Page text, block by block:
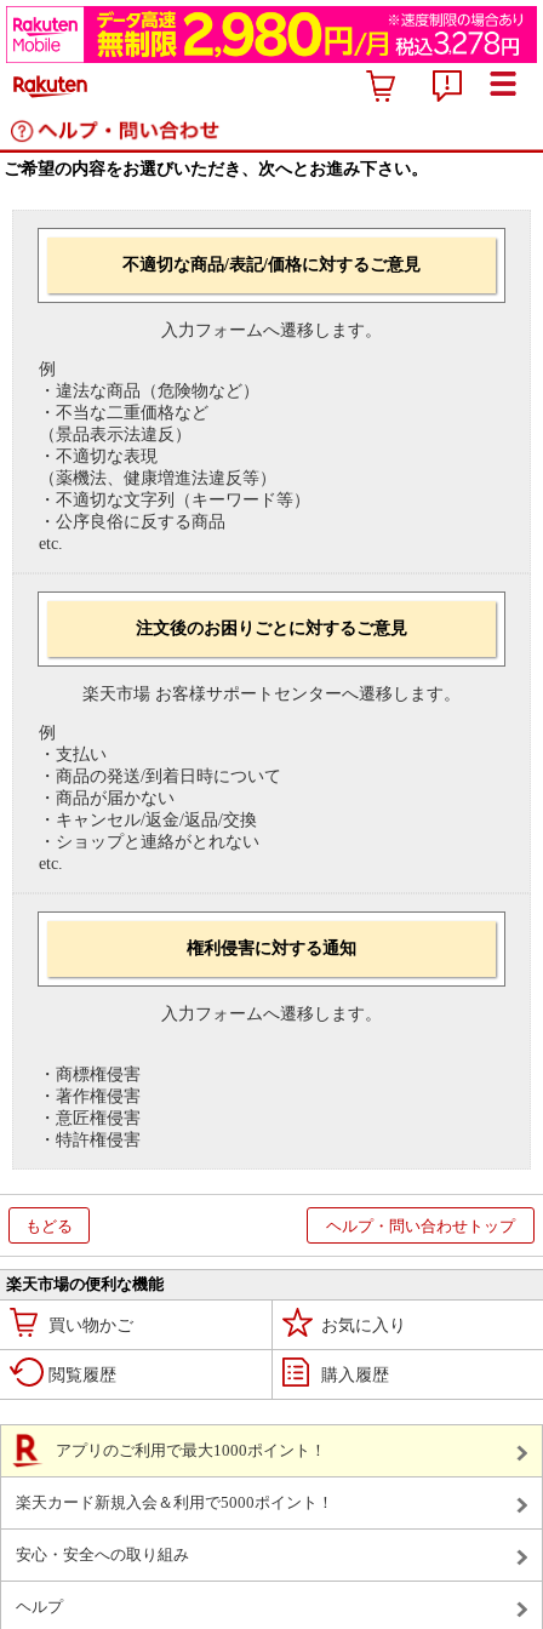
ご希望の内容をお選びいただき、次へとお進み下さい。
不適切な商品/表記/価格に対するご意見
入力フォームへ遷移します。
例
・違法な商品（危険物など）
・不当な二重価格など
（景品表示法違反）
・不適切な表現
（薬機法、健康増進法違反等）
・不適切な文字列（キーワード等）
・公序良俗に反する商品
etc.
注文後のお困りごとに対するご意見
楽天市場 お客様サポートセンターへ遷移します。
例
・支払い
・商品の発送/到着日時について
・商品が届かない
・キャンセル/返金/返品/交換
・ショップと連絡がとれない
etc.
権利侵害に対する通知
入力フォームへ遷移します。
・商標権侵害
・著作権侵害
・意匠権侵害
・特許権侵害
もどる ヘルプ・問い合わせトップ
楽天市場の便利な機能
買い物かご お気に入り
閲覧履歴 購入履歴
アプリのご利用で最大1000ポイント！
楽天カード新規入会＆利用で5000ポイント！
安心・安全への取り組み
ヘルプ